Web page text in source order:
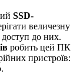
SSD-
величезну
доступ до них.
робить цей ПК
пристроїв: